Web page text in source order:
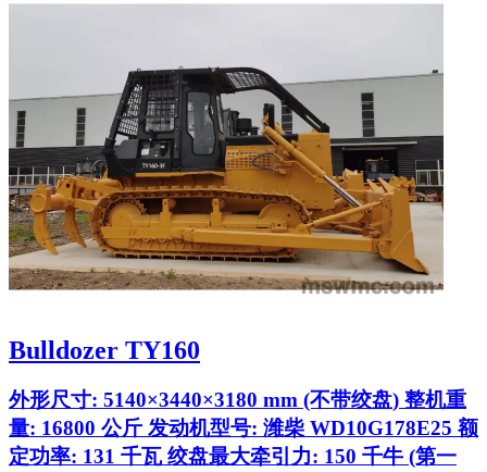
Bulldozer TY160
外形尺寸: 5140×3440×3180 mm (不带绞盘) 整机重
量: 16800 公斤 发动机型号: 潍柴 WD10G178E25 额
定功率: 131 千瓦 绞盘最大牵引力: 150 千牛 (第一